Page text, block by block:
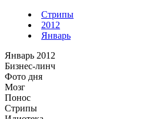
Стрипы
2012
Январь
Январь 2012
Бизнес-линч
Фото дня
Мозг
Понос
Стрипы